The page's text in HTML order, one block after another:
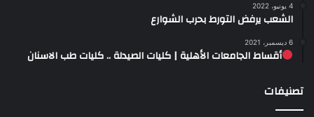
4 يونيو، 2022
الشعب يرفض التورط بحرب الشوارع
6 ديسمبر، 2021
أقساط الجامعات الأهلية | كليات الصيدلة .. كليات طب الاسنان
تصنيفات